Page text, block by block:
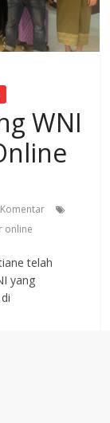
WNI
online
telah
yang